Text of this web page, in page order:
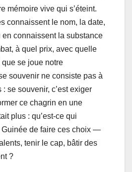
mémoire vive qui s’éteint.
connaissent le nom, la date,
en connaissent la substance
à quel prix, avec quelle
que se joue notre
souvenir ne consiste pas à
se souvenir, c’est exiger
ce chagrin en une
plus : qu’est-ce qui
de faire ces choix —
tenir le cap, bâtir des
?